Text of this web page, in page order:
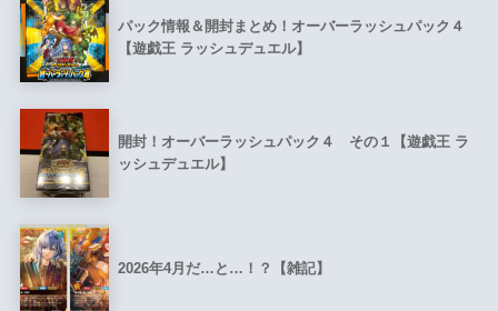
パック情報＆開封まとめ！オーバーラッシュパック４
【遊戯王 ラッシュデュエル】
開封！オーバーラッシュパック４ その１【遊戯王 ラ
ッシュデュエル】
2026年4月だ…と…！？【雑記】